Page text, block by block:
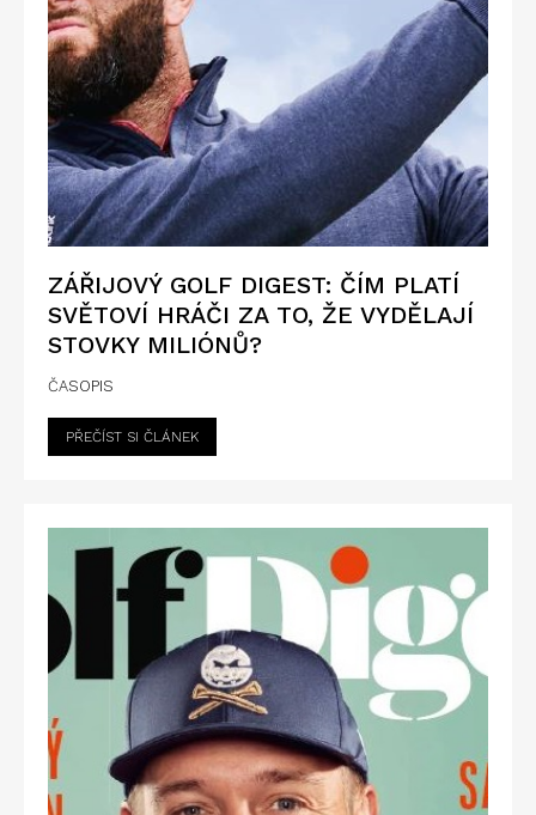
ZÁŘIJOVÝ GOLF DIGEST: ČÍM PLATÍ
SVĚTOVÍ HRÁČI ZA TO, ŽE VYDĚLAJÍ
STOVKY MILIÓNŮ?
ČASOPIS
PŘEČÍST SI ČLÁNEK